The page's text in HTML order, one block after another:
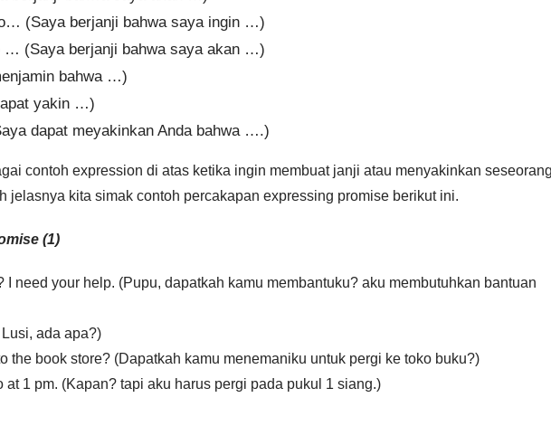
(Saya berjanji bahwa saya ingin …)
… (Saya berjanji bahwa saya akan …)
bahwa …)
yakin …)
dapat meyakinkan Anda bahwa ….)
contoh expression di atas ketika ingin membuat janji atau menyakinkan
jelasnya kita simak contoh percakapan expressing promise berikut ini.
(1)
I need your help. (Pupu, dapatkah kamu membantuku? aku membutuhkan bantuan
Lusi, ada apa?)
the book store? (Dapatkah kamu menemaniku untuk pergi ke toko buku?)
at 1 pm. (Kapan? tapi aku harus pergi pada pukul 1 siang.)